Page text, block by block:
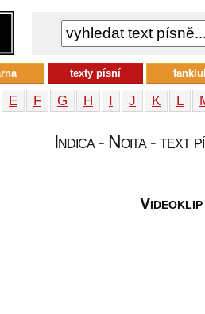
E F G H I J K L
Indica - Noita - text
Videoklip
texty písní